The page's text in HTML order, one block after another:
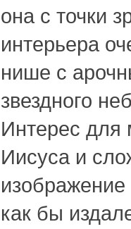
она с точки
интерьера
нише с
звездного
Интерес для
Иисуса и
изображение
как бы